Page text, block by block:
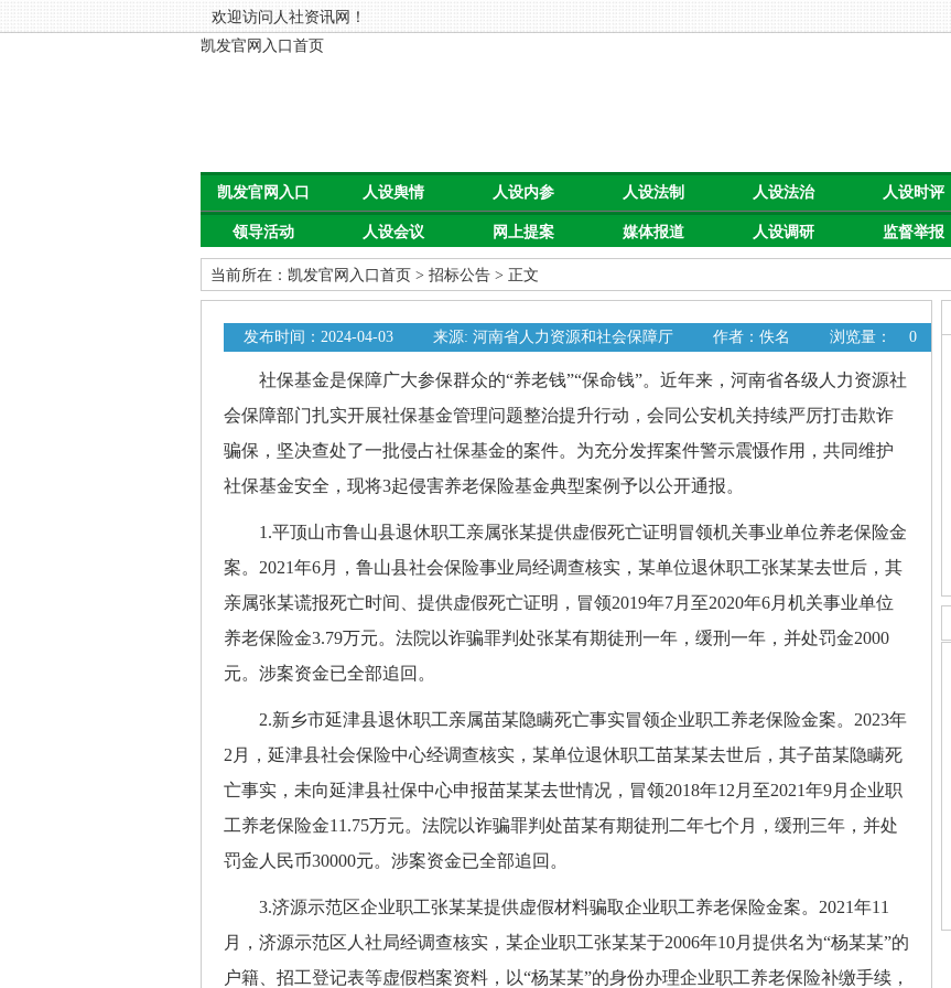
欢迎访问人社资讯网！
凯发官网入口首页
凯发官网入口
首页
人设舆情 人设内参 人设法制 人设法治 人设时评
领导活动 人设会议 网上提案 媒体报道 人设调研 监督举报
当前所在： 凯发官网入口首页 > 招标公告 > 正文
发布时间：2024-04-03 来源: 河南省人力资源和社会保障厅 作者：佚名 浏览量： 0
社保基金是保障广大参保群众的“养老钱”“保命钱”。近年来，河南省各级人力资源社
会保障部门扎实开展社保基金管理问题整治提升行动，会同公安机关持续严厉打击欺诈
骗保，坚决查处了一批侵占社保基金的案件。为充分发挥案件警示震慑作用，共同维护
社保基金安全，现将3起侵害养老保险基金典型案例予以公开通报。
1.平顶山市鲁山县退休职工亲属张某提供虚假死亡证明冒领机关事业单位养老保险金
案。2021年6月，鲁山县社会保险事业局经调查核实，某单位退休职工张某某去世后，其
亲属张某谎报死亡时间、提供虚假死亡证明，冒领2019年7月至2020年6月机关事业单位
养老保险金3.79万元。法院以诈骗罪判处张某有期徒刑一年，缓刑一年，并处罚金2000
元。涉案资金已全部追回。
2.新乡市延津县退休职工亲属苗某隐瞒死亡事实冒领企业职工养老保险金案。2023年
2月，延津县社会保险中心经调查核实，某单位退休职工苗某某去世后，其子苗某隐瞒死
亡事实，未向延津县社保中心申报苗某某去世情况，冒领2018年12月至2021年9月企业职
工养老保险金11.75万元。法院以诈骗罪判处苗某有期徒刑二年七个月，缓刑三年，并处
罚金人民币30000元。涉案资金已全部追回。
3.济源示范区企业职工张某某提供虚假材料骗取企业职工养老保险金案。2021年11
月，济源示范区人社局经调查核实，某企业职工张某某于2006年10月提供名为“杨某某”的
户籍、招工登记表等虚假档案资料，以“杨某某”的身份办理企业职工养老保险补缴手续，